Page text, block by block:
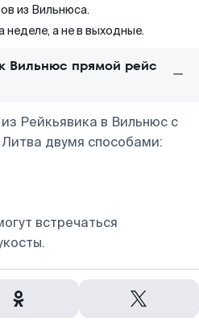
из Вильнюса.
неделе, а не в выходные.
Вильнюс прямой рейс
Рейкьявика в Вильнюс с
двумя способами:
встречаться